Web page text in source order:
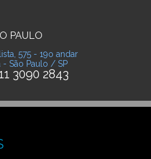
PAULO
575 - 19o andar
- São Paulo / SP
3090 2843